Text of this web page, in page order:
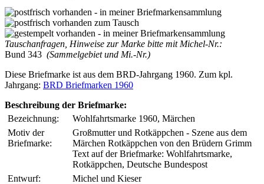
Tauschanfragen, Hinweise zur Marke bitte mit Michel-Nr.:
Bund 343 (Sammelgebiet und Mi.-Nr.)
Diese Briefmarke ist aus dem BRD-Jahrgang 1960. Zum kpl.
Jahrgang: BRD Briefmarken 1960
Beschreibung der Briefmarke:
Bezeichnung:
Wohlfahrtsmarke 1960, Märchen
Motiv der
Briefmarke:
Großmutter und Rotkäppchen - Szene aus dem
Märchen Rotkäppchen von den Brüdern Grimm
Text auf der Briefmarke: Wohlfahrtsmarke,
Rotkäppchen, Deutsche Bundespost
Entwurf:
Michel und Kieser